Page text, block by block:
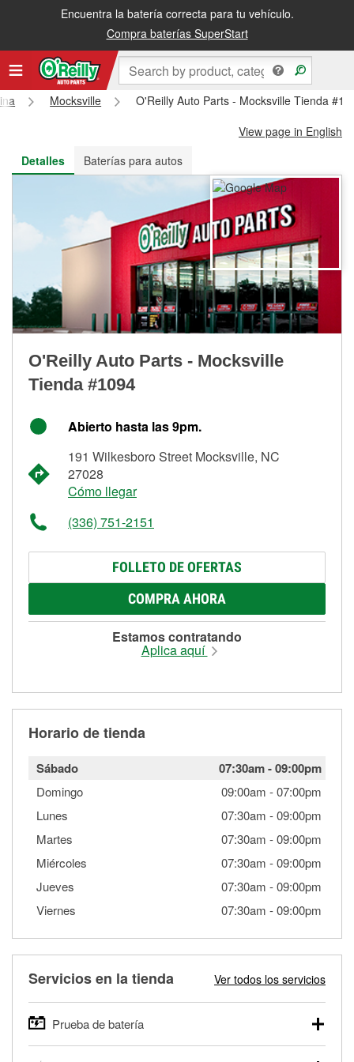
Encuentra la batería correcta para tu vehículo.
Compra baterías SuperStart
Recibe tu orden gratis al día siguiente o recógela en la tienda
Mocksville
O'Reilly Auto Parts - Mocksville Tienda
View page in English
Detalles
Baterías para autos
O'Reilly Auto Parts - Mocksville
Tienda #1094
Abierto hasta las 9pm.
191 Wilkesboro Street Mocksville, NC
27028
Cómo llegar
(336) 751-2151
FOLLETO DE OFERTAS
COMPRA AHORA
Estamos contratando
Aplica aquí
Horario de tienda
Sábado 07:30am-09:00pm
Domingo 09:00am -07:00pm
Lunes
07:30am -09:00pm
Martes
07:30am -09:00pm
Miércoles
07:30am -09:00pm
Jueves
07:30am -09:00pm
Viernes
07:30am -09:00pm
Servicios en la tienda Ver todos los servicios
Prueba de batería